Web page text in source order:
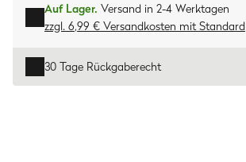
Auf Lager. Versand in 2-4 Werktagen
zzgl. 6,99 € Versandkosten mit Standard
30 Tage Rückgaberecht